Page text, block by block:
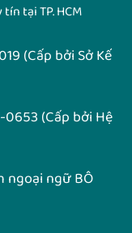
tại TP. HCM
(Cấp bởi Sở Kế
0653 (Cấp bởi Hệ
ngoại ngữ BÔ